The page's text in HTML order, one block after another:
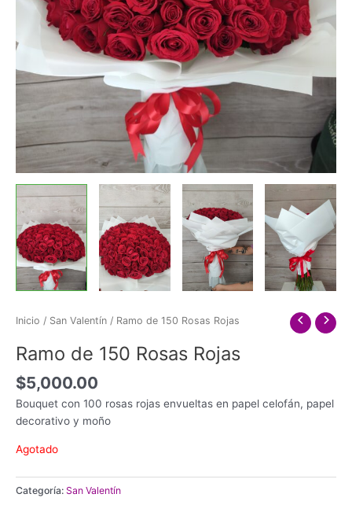
Inicio / San Valentín / Ramo de 150 Rosas Rojas
Ramo de 150 Rosas Rojas
$5,000.00
Bouquet con 100 rosas rojas envueltas en papel celofán, papel
decorativo y moño
Agotado
Categoría: San Valentín